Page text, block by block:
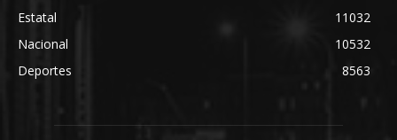
Estatal
11032
Nacional
10532
Deportes
8563